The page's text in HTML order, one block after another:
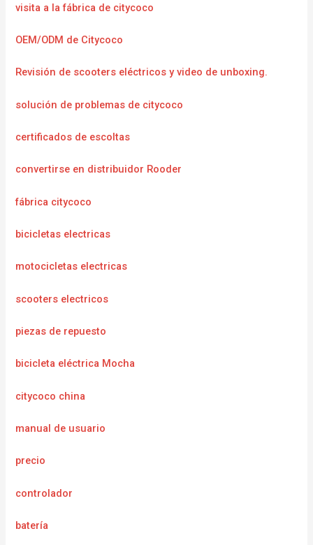
visita a la fábrica de citycoco
OEM/ODM de Citycoco
Revisión de scooters eléctricos y video de unboxing.
solución de problemas de citycoco
certificados de escoltas
convertirse en distribuidor Rooder
fábrica citycoco
bicicletas electricas
motocicletas electricas
scooters electricos
piezas de repuesto
bicicleta eléctrica Mocha
citycoco china
manual de usuario
precio
controlador
batería